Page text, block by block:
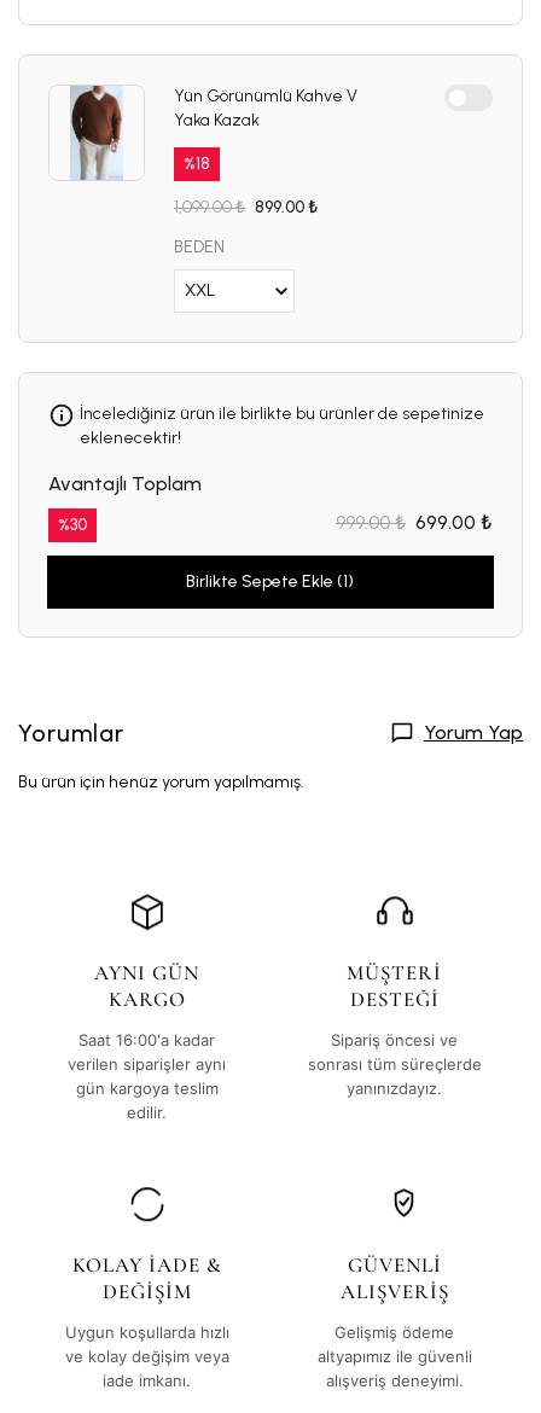
Yün Görünümlü Kahve V
Yaka Kazak
%18
1,099.00 ₺ 899.00 ₺
BEDEN
İncelediğiniz ürün ile birlikte bu ürünler de sepetinize
eklenecektir!
Avantajlı Toplam
%30 999.00 ₺ 699.00 ₺
Birlikte Sepete Ekle (1)
Yorumlar Yorum Yap
Bu ürün için henüz yorum yapılmamış.
AYNI GÜN
KARGO
Saat 16:00'a kadar
verilen siparişler aynı
gün kargoya teslim
edilir.
MÜŞTERİ
DESTEĞİ
Sipariş öncesi ve
sonrası tüm süreçlerde
yanınızdayız.
KOLAY İADE &
DEĞİŞİM
Uygun koşullarda hızlı
ve kolay değişim veya
iade imkanı.
GÜVENLİ
ALIŞVERİŞ
Gelişmiş ödeme
altyapımız ile güvenli
alışveriş deneyimi.